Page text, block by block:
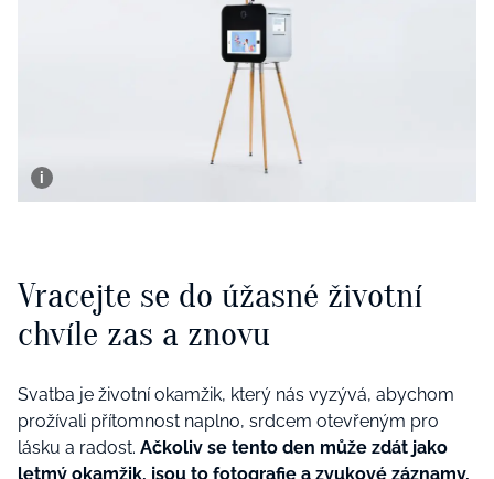
Vracejte se do úžasné životní
chvíle zas a znovu
Svatba je životní okamžik, který nás vyzývá, abychom
prožívali přítomnost naplno, srdcem otevřeným pro
lásku a radost. Ačkoliv se tento den může zdát jako
letmý okamžik, jsou to fotografie a zvukové záznamy,